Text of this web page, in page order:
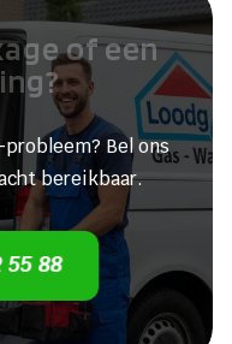
of een
Bel ons
bereikbaar.
55 88